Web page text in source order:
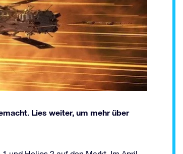
Lies weiter, um mehr über